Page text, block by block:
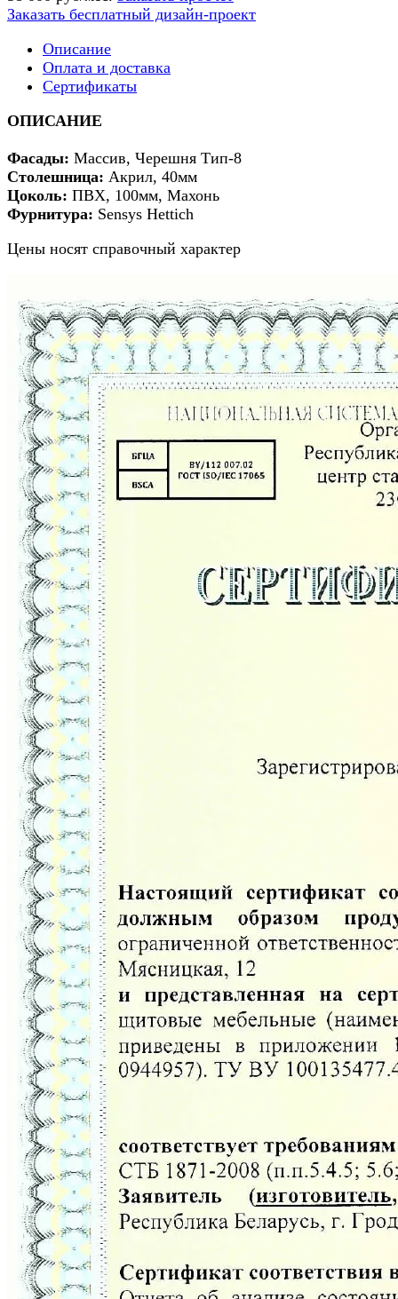
Заказать бесплатный дизайн-проект
Описание
Оплата и доставка
Сертификаты
ОПИСАНИЕ
Фасады: Массив, Черешня Тип-8
Столешница: Акрил, 40мм
Цоколь: ПВХ, 100мм, Махонь
Фурнитура: Sensys Hettich
Цены носят справочный характер